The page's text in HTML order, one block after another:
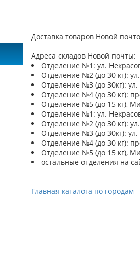
Доставка товаров Новой
Адреса складов Новой почты:
Отделение №1: ул.
Отделение №2 (до 30 кг):
Отделение №3 (до 30кг):
Отделение №4 (до 30 кг):
Отделение №5 (до 15 кг),
Отделение №1: ул.
Отделение №2 (до 30 кг):
Отделение №3 (до 30кг):
Отделение №4 (до 30 кг):
Отделение №5 (до 15 кг),
остальные отделения на
Главная каталога по городам